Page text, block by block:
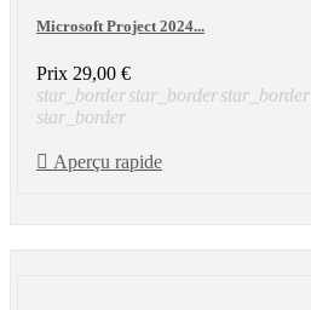
Microsoft Project 2024...
Prix 29,00 €
star_borderstar_borderstar_border
star_border
 Aperçu rapide